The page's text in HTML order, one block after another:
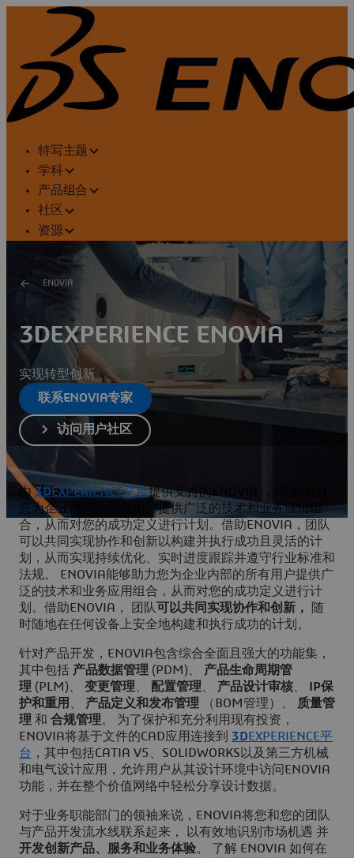
特写主题
学科
产品组合
社区
资源
ENOVIA
3DEXPERIENCE ENOVIA
实现转型创新
联系ENOVIA专家
访问用户社区
由3DEXPERIENCE平台提供支持的
您为企业内部的所有用户提供广泛的技术和业务应用组
合，从而对您的成功定义进行计划。借助ENOVIA，团队
可以共同实现协作和创新以构建并执行成功且灵活的计
划，从而实现持续优化、实时进度跟踪并遵守行业标准和
法规。 ENOVIA能够助力您为企业内部的所有用户提供广
泛的技术和业务应用组合，从而对您的成功定义进行计
划。借助ENOVIA， 团队可以共同实现协作和创新，
随
时随地在任何设备上安全地构建和执行成功的计划。
针对产品开发，ENOVIA包含综合全面且强大的功能集，
其中包括 产品数据管理 (PDM)、 产品生命周期管
理 (PLM)、 变更管理 配置管理 产品设计审核
IP保
护和重用
产品定义和发布管理 （BOM管理）、
质量管
理 和 合规管理。 为了保护和充分利用现有投资，
ENOVIA将基于文件的CAD应用连接到 3DEXPERIENCE平
台 ，其中包括CATIA V5、SOLIDWORKS以及第三方机械
和电气设计应用，允许用户从其设计环境中访问ENOVIA
功能，并在整个价值网络中轻松分享设计数据。
对于业务职能部门的领袖来说，ENOVIA将您和您的团队
与产品开发流水线联系起来， 以有效地识别市场机遇 并
开发创新产品、服务和业务体验。 了解 ENOVIA 如何在